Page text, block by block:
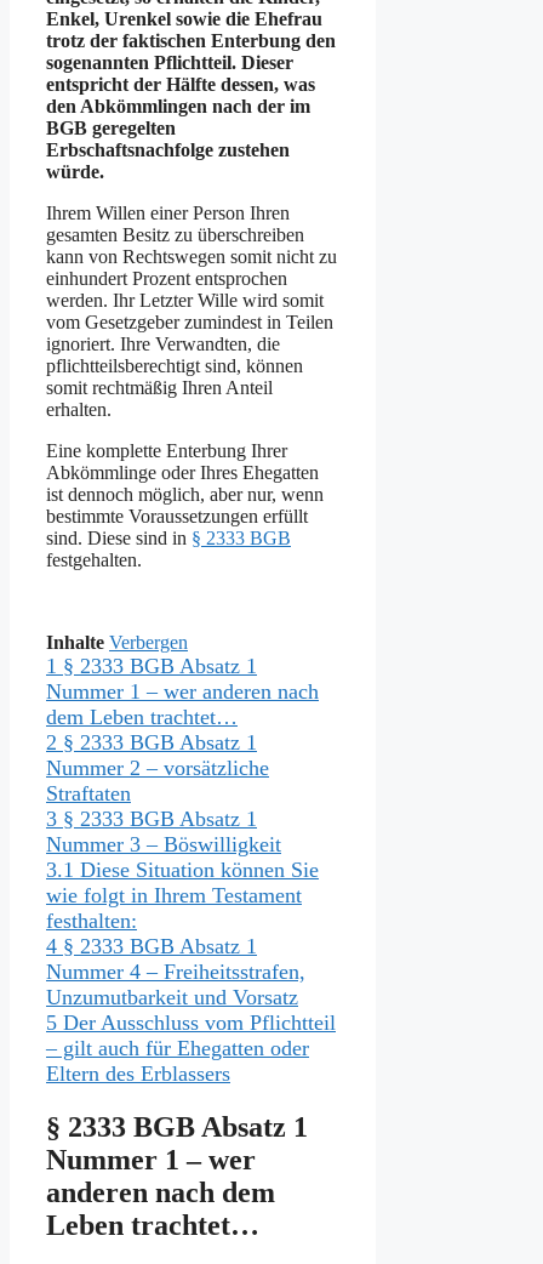
Enkel, Urenkel sowie die Ehefrau
trotz der faktischen Enterbung den
sogenannten Pflichtteil. Dieser
entspricht der Hälfte dessen, was
den Abkömmlingen nach der im
BGB geregelten
Erbschaftsnachfolge zustehen
würde.
Ihrem Willen einer Person Ihren
gesamten Besitz zu überschreiben
kann von Rechtswegen somit nicht zu
einhundert Prozent entsprochen
werden. Ihr Letzter Wille wird somit
vom Gesetzgeber zumindest in Teilen
ignoriert. Ihre Verwandten, die
pflichtteilsberechtigt sind, können
somit rechtmäßig Ihren Anteil
erhalten.
Eine komplette Enterbung Ihrer
Abkömmlinge oder Ihres Ehegatten
ist dennoch möglich, aber nur, wenn
bestimmte Voraussetzungen erfüllt
sind. Diese sind in § 2333 BGB
festgehalten.
Inhalte Verbergen
1 § 2333 BGB Absatz 1
Nummer 1 – wer anderen nach
dem Leben trachtet…
2 § 2333 BGB Absatz 1
Nummer 2 – vorsätzliche
Straftaten
3 § 2333 BGB Absatz 1
Nummer 3 – Böswilligkeit
3.1 Diese Situation können Sie
wie folgt in Ihrem Testament
festhalten:
4 § 2333 BGB Absatz 1
Nummer 4 – Freiheitsstrafen,
Unzumutbarkeit und Vorsatz
5 Der Ausschluss vom Pflichtteil
– gilt auch für Ehegatten oder
Eltern des Erblassers
§ 2333 BGB Absatz 1
Nummer 1 – wer
anderen nach dem
Leben trachtet…